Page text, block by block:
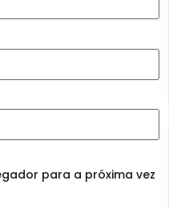
para a próxima vez